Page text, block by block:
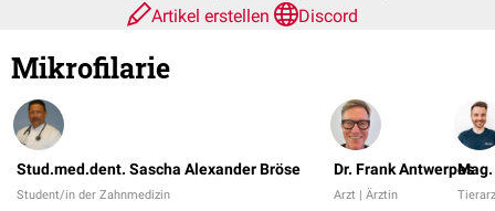
Artikel erstellen
Discord
Mikrofilarie
Stud.med.dent. Sascha Alexander Bröse
Student/in der Zahnmedizin
Dr. Frank Antwerpes
Arzt | Ärztin